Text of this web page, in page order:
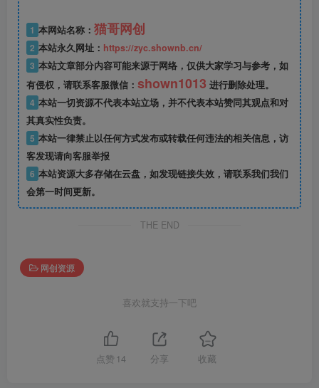
1 本网站名称： 猫哥网创
2 本站永久网址： https://zyc.shownb.cn/
3 本站文章部分内容可能来源于网络，仅供大家学习与参考，如
有侵权，请联系客服微信： shown1013 进行删除处理。
4 本站一切资源不代表本站立场，并不代表本站赞同其观点和对
其真实性负责。
5 本站一律禁止以任何方式发布或转载任何违法的相关信息，访
客发现请向客服举报
6 本站资源大多存储在云盘，如发现链接失效，请联系我们我们
会第一时间更新。
THE END
网创资源
喜欢就支持一下吧
点赞 14 分享 收藏